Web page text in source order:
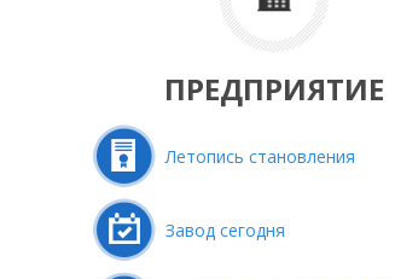
ПРЕДПРИЯТИЕ
Летопись становления
Завод сегодня